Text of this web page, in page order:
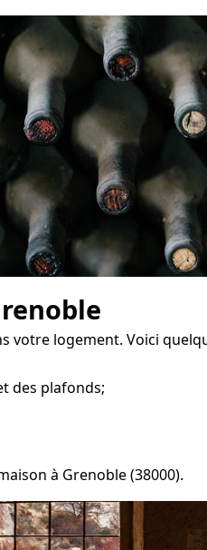
logement. Voici
des plafonds;
à Grenoble (38000).